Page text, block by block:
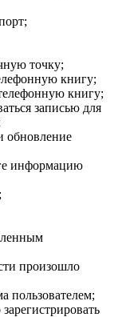
точку;
книгу;
книгу;
записью для
обновление
информацию
произошло
пользователем;